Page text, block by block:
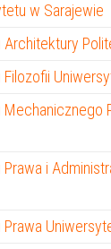
w Sarajewie
Architektury
Filozofii
Mechanicznego
i
Prawa